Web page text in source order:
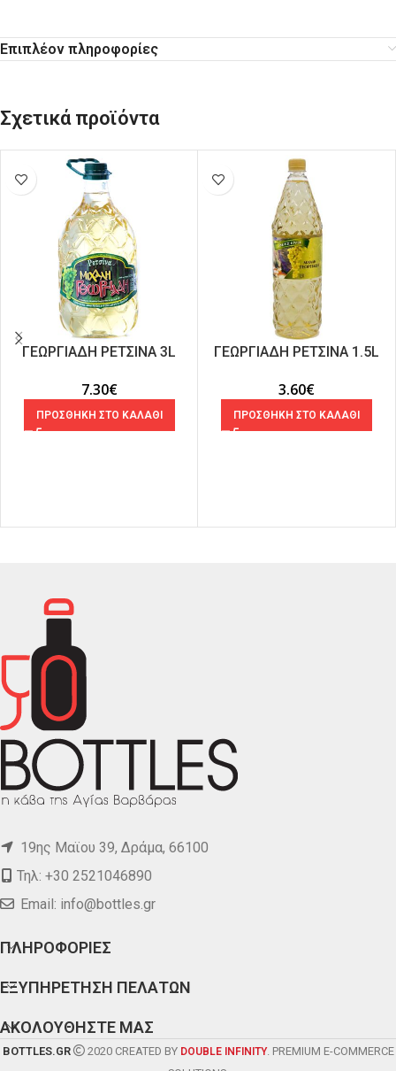
Επιπλέον πληροφορίες
Σχετικά προϊόντα
ΓΕΩΡΓΙΑΔΗ ΡΕΤΣΙΝΑ 3L
7.30€
ΠΡΟΣΘΗΚΗ ΣΤΟ ΚΑΛΑΘΙ
ΓΕΩΡΓΙΑΔΗ ΡΕΤΣΙΝΑ 1.5L
3.60€
ΠΡΟΣΘΗΚΗ ΣΤΟ ΚΑΛΑΘΙ
19ης Μαϊου 39, Δράμα, 66100
Τηλ: +30 2521046890
Email: info@bottles.gr
ΠΛΗΡΟΦΟΡΙΕΣ
ΕΞΥΠΗΡΕΤΗΣΗ ΠΕΛΑΤΩΝ
ΑΚΟΛΟΥΘΗΣΤΕ ΜΑΣ
BOTTLES.GR 2020 CREATED BY DOUBLE INFINITY. PREMIUM E-COMMERCE